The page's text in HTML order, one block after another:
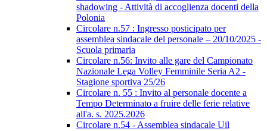
shadowing - Attività di accoglienza docenti della
Polonia
Circolare n.57 : Ingresso posticipato per
assemblea sindacale del personale – 20/10/2025 -
Scuola primaria
Circolare n.56: Invito alle gare del Campionato
Nazionale Lega Volley Femminile Seria A2 -
Stagione sportiva 25/26
Circolare n. 55 : Invito al personale docente a
Tempo Determinato a fruire delle ferie relative
all'a. s. 2025.2026
Circolare n.54 - Assemblea sindacale Uil